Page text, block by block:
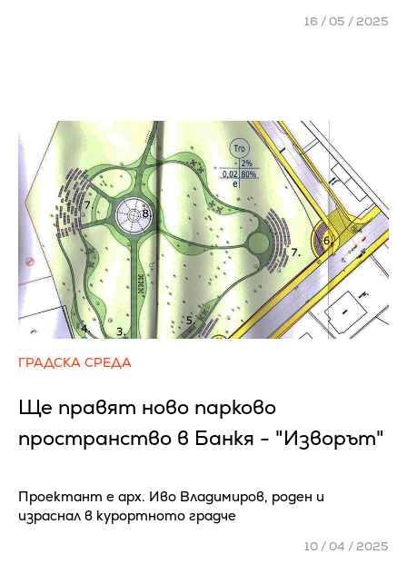
16 / 05 / 2025
ГРАДСКА СРЕДА
Ще правят ново парково
пространство в Банкя - "Изворът"
Проектант е арх. Иво Владимиров, роден и
израснал в курортното градче
10 / 04 / 2025